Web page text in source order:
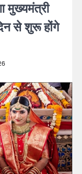
मुख्यमंत्री
से शुरू होंगे